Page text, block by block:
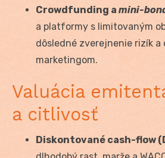
Crowdfunding a mini-
a platformy s limitovaným
dôsledné zverejnenie rizík a
marketingom.
Valuácia
a citlivosť
Diskontované cash-flow